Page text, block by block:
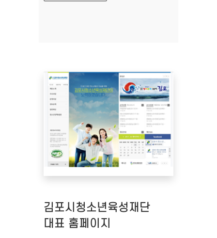
김포시청소년육성재단
대표 홈페이지